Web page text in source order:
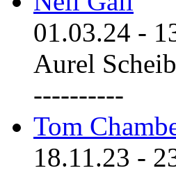
01.03.24 -
Aurel
----------
Tom
18.11.23 -